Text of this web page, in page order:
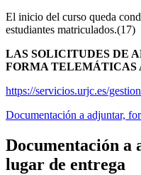
El inicio del curso queda
estudiantes matriculados.(17)
LAS SOLICITUDES DE
FORMA TELEMÁTICAS
https://servicios.urjc.es/
Documentación a adjuntar,
Documentación a
lugar de entrega